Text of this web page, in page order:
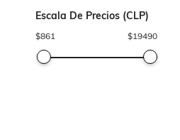
Escala De Precios (CLP)
$861 $19490